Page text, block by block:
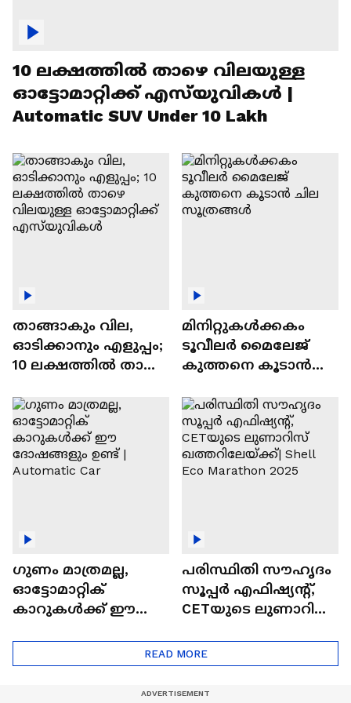
10 ലക്ഷത്തിൽ താഴെ വിലയുള്ള
ഓട്ടോമാറ്റിക്ക് എസ്‍യുവികൾ |
Automatic SUV Under 10 Lakh
താങ്ങാകും വില,
ഓടിക്കാനും എളുപ്പം;
10 ലക്ഷത്തിൽ താഴെ
ഓട്ടോമാറ്റിക്ക്
എസ്‍യുവികൾ
മിനിറ്റുകൾക്കകം
ടൂവീലർ മൈലേജ്
കുത്തനെ കൂടാൻ
ഗുണം മാത്രമല്ല,
ഓട്ടോമാറ്റിക്
കാറുകൾക്ക് ഈ
പരിസ്ഥിതി സൗഹൃദം
സൂപ്പർ എഫിഷ്യന്റ്,
CETയുടെ ലുണാറിസ്
Eco Marathon 2025
READ MORE